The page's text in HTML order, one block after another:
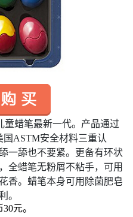
童蜡笔最新一代。产品通过
国ASTM安全材料三重认
一舔也不要紧。更备有环状
全蜡笔无粉屑不粘手，可用
香。 蜡笔本身可用除菌肥皂
。
元。